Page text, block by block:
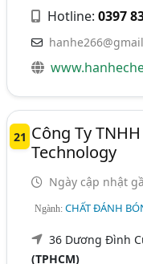
Hotline:0397
21 Công Ty
Technology
Ngày cập nhật
Ngành:CHẤT ĐÁNH
36 Dương Đình
(TPHCM)